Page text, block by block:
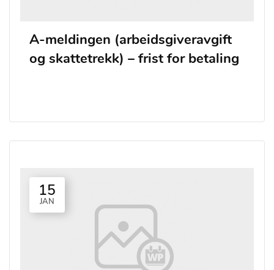
A-meldingen (arbeidsgiveravgift
og skattetrekk) – frist for betaling
15
JAN